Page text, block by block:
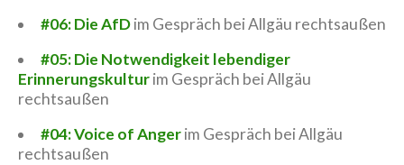
#06: Die AfDim Gespräch bei Allgäu rechtsaußen
#05: Die Notwendigkeit lebendiger
Erinnerungskulturim Gespräch bei Allgäu
rechtsaußen
#04: Voice of Angerim Gespräch bei Allgäu
rechtsaußen